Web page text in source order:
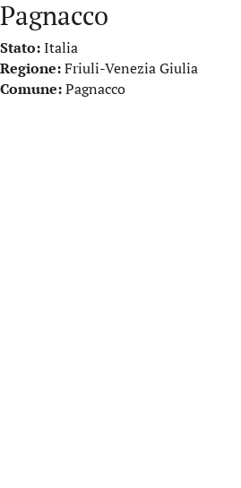
Pagnacco
Stato:Italia
Regione:Friuli-Venezia Giulia
Comune:Pagnacco